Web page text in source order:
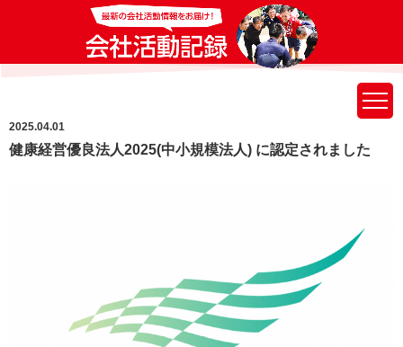
2025.04.01
健康経営優良法人2025(中小規模法人) に認定されました